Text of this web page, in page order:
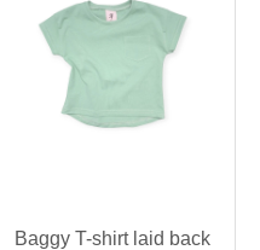
Baggy T-shirt laid back